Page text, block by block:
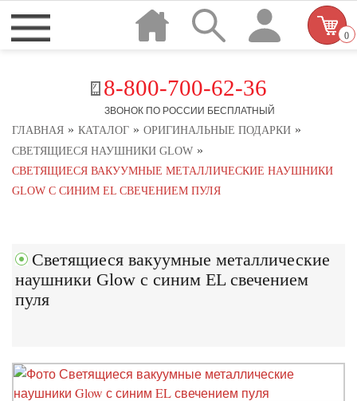
8-800-700-62-36
ЗВОНОК ПО РОССИИ БЕСПЛАТНЫЙ
0
ГЛАВНАЯ » КАТАЛОГ » ОРИГИНАЛЬНЫЕ ПОДАРКИ »
СВЕТЯЩИЕСЯ НАУШНИКИ GLOW »
СВЕТЯЩИЕСЯ ВАКУУМНЫЕ МЕТАЛЛИЧЕСКИЕ НАУШНИКИ
GLOW С СИНИМ EL СВЕЧЕНИЕМ ПУЛЯ
Светящиеся вакуумные металлические
наушники Glow с синим EL свечением
пуля